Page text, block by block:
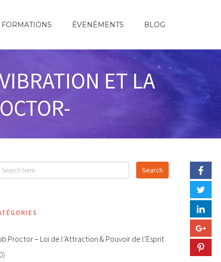
FORMATIONS ÉVENÈMENTS BLOG
ET LA
Proctor – Loi de l’Attraction & Pouvoir de l’Esprit